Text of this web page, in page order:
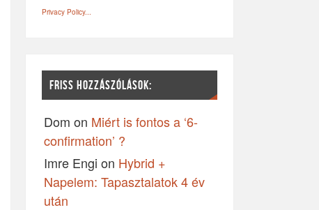
Privacy Policy...
FRISS HOZZÁSZÓLÁSOK:
Dom on Miért is fontos a ‘6-
confirmation’ ?
Imre Engi on Hybrid +
Napelem: Tapasztalatok 4 év
után